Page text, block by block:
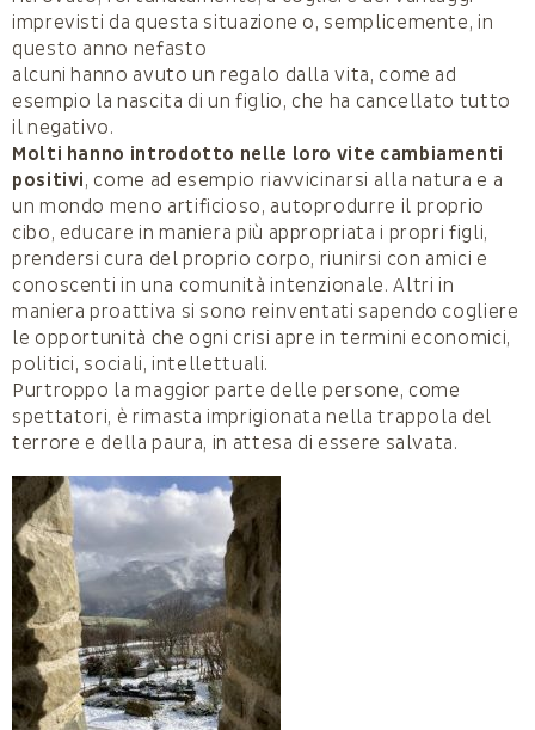
imprevisti da questa situazione o, semplicemente, in
questo anno nefasto
alcuni hanno avuto un regalo dalla vita, come ad
esempio la nascita di un figlio, che ha cancellato tutto
il negativo.
Molti hanno introdotto nelle loro vite cambiamenti
positivi, come ad esempio riavvicinarsi alla natura e a
un mondo meno artificioso, autoprodurre il proprio
cibo, educare in maniera più appropriata i propri figli,
prendersi cura del proprio corpo, riunirsi con amici e
conoscenti in una comunità intenzionale. Altri in
maniera proattiva si sono reinventati sapendo cogliere
le opportunità che ogni crisi apre in termini economici,
politici, sociali, intellettuali.
Purtroppo la maggior parte delle persone, come
spettatori, è rimasta imprigionata nella trappola del
terrore e della paura, in attesa di essere salvata.